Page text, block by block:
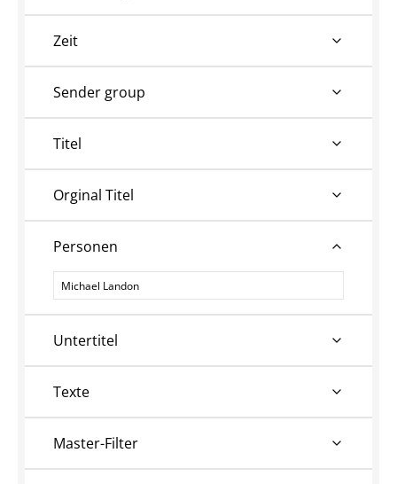
Zeit
Sender group
Titel
Orginal Titel
Personen
Personen
Untertitel
Texte
Master-Filter